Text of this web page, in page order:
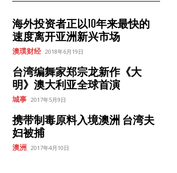
海外投资者正以10年来最快的
速度离开亚洲新兴市场
澳璞财经 2018年6月19日
台湾编舞家郑宗龙新作《大
明》澳大利亚全球首演
城事 2017年5月9日
携带制毒原料入境澳洲 台湾夫
妇被捕
澳洲 2017年4月10日